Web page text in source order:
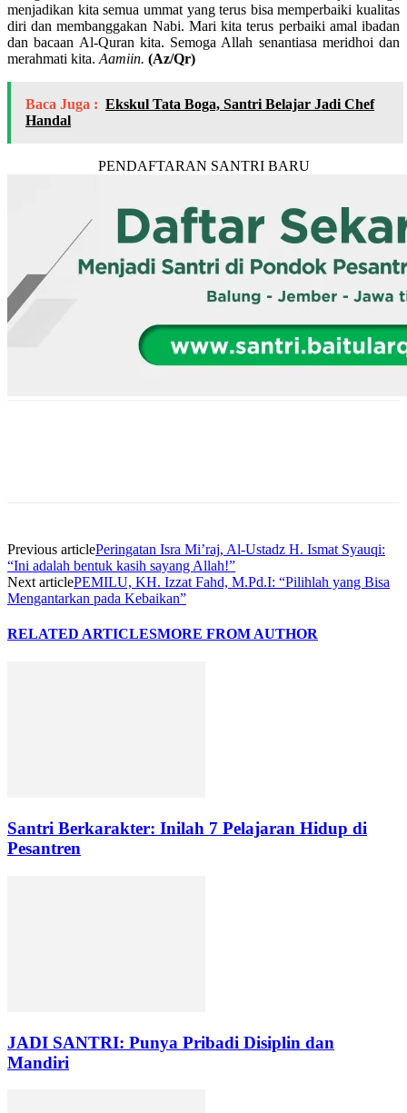
menjadikan kita semua ummat yang terus bisa memperbaiki kualitas
diri dan membanggakan Nabi. Mari kita terus perbaiki amal ibadan
dan bacaan Al-Quran kita. Semoga Allah senantiasa meridhoi dan
merahmati kita. Aamiin. (Az/Qr)
Baca Juga : Ekskul Tata Boga, Santri Belajar Jadi Chef
Handal
PENDAFTARAN SANTRI BARU
Previous articlePeringatan Isra Mi’raj, Al-Ustadz H. Ismat Syauqi:
“Ini adalah bentuk kasih sayang Allah!”
Next articlePEMILU, KH. Izzat Fahd, M.Pd.I: “Pilihlah yang Bisa
Mengantarkan pada Kebaikan”
RELATED ARTICLESMORE FROM AUTHOR
Santri Berkarakter: Inilah 7 Pelajaran Hidup di
Pesantren
JADI SANTRI: Punya Pribadi Disiplin dan
Mandiri